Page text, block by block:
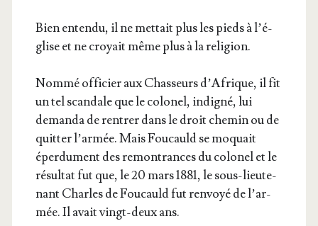
Bien enten­du, il ne met­tait plus les pieds à l’é­
glise et ne croyait même plus à la religion.
Nom­mé offi­cier aux Chas­seurs d’A­frique, il fit
un tel scan­dale que le colo­nel, indi­gné, lui
deman­da de ren­trer dans le droit che­min ou de
quit­ter l’ar­mée. Mais Fou­cauld se moquait
éper­du­ment des remon­trances du colo­nel et le
résul­tat fut que, le 20 mars 1881, le sous-lieu­te­
nant Charles de Fou­cauld fut ren­voyé de l’ar­
mée. Il avait vingt-deux ans.